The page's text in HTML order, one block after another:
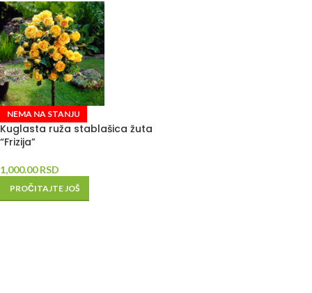
NEMA NA STANJU
Kuglasta ruža stablašica žuta
“Frizija”
1,000.00RSD
PROČITAJTE JOŠ